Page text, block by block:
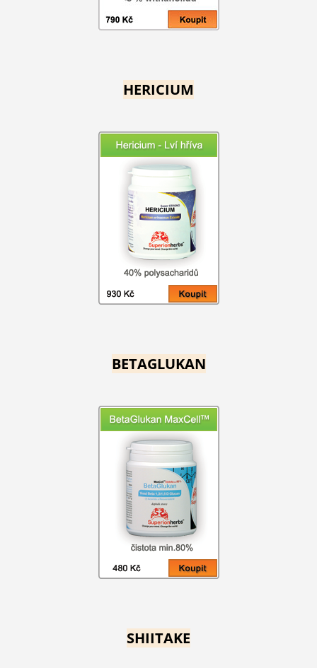
HERICIUM
BETAGLUKAN
SHIITAKE